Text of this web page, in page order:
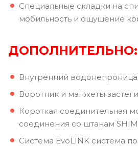
Специальные складки на
мобильность и ощущение
ДОПОЛНИТЕЛЬНО:
Внутренний
Воротник и манжеты
Короткая соединительная
соединения со штанам
Система EvoLINK система